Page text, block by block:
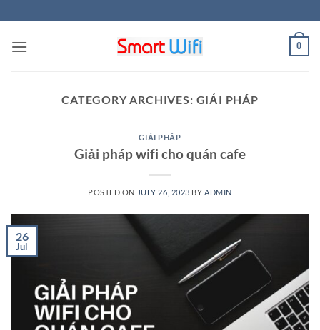
to
content
0
CATEGORY ARCHIVES: GIẢI PHÁP
GIẢI PHÁP
Giải pháp wifi cho quán cafe
POSTED ON JULY 26, 2023 BY ADMIN
26
Jul